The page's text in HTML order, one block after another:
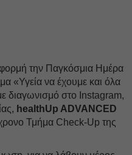
την Παγκόσμια Ημέρα
«Υγεία να έχουμε και όλα
διαγωνισμό στο Instagram,
healthUp ADVANCED
Τμήμα Check-Up της